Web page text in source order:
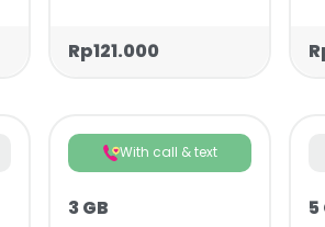
Rp121.000
With call & text
3 GB 5